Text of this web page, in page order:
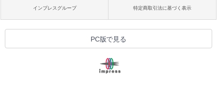
インプレスグループ 特定商取引法に基づく表示
PC版で見る